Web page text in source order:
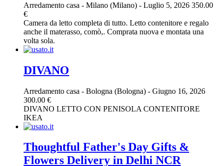
Arredamento casa - Milano (Milano) - Luglio 5, 2026 350.00
€
Camera da letto completa di tutto. Letto contenitore e regalo
anche il materasso, comò,. Comprata nuova e montata una
volta sola.
DIVANO
Arredamento casa - Bologna (Bologna) - Giugno 16, 2026
300.00 €
DIVANO LETTO CON PENISOLA CONTENITORE
IKEA
Thoughtful Father's Day Gifts &
Flowers Delivery in Delhi NCR